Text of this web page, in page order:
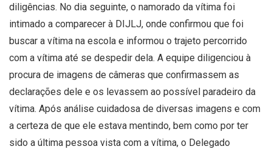
diligências. No dia seguinte, o namorado da vítima foi
intimado a comparecer à DIJLJ, onde confirmou que foi
buscar a vítima na escola e informou o trajeto percorrido
com a vítima até se despedir dela. A equipe diligenciou à
procura de imagens de câmeras que confirmassem as
declarações dele e os levassem ao possível paradeiro da
vítima. Após análise cuidadosa de diversas imagens e com
a certeza de que ele estava mentindo, bem como por ter
sido a última pessoa vista com a vítima, o Delegado